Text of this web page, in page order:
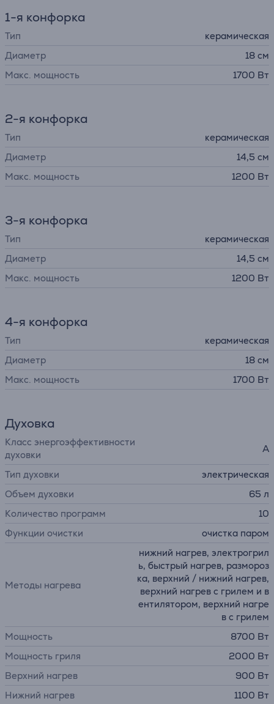
1-я конфорка
Тип
керамическая
Диаметр
18 см
Макс. мощность
1700 Вт
2-я конфорка
Тип
керамическая
Диаметр
14,5 см
Макс. мощность
1200 Вт
3-я конфорка
Тип
керамическая
Диаметр
14,5 см
Макс. мощность
1200 Вт
4-я конфорка
Тип
керамическая
Диаметр
18 см
Макс. мощность
1700 Вт
Духовка
Класс энергоэффективности
духовки
A
Тип духовки
электрическая
Объем духовки
65 л
Количество программ
10
Функции очистки
очистка паром
Методы нагрева
нижний нагрев, электрогрил
ь, быстрый нагрев, pазмороз
ка, верхний / нижний нагрев,
верхний нагрев с грилем и в
ентилятором, верхний нагре
в с грилем
Мощность
8700 Вт
Мощность гриля
2000 Вт
Верхний нагрев
900 Вт
Нижний нагрев
1100 Вт